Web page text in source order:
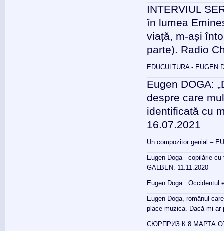
INTERVIUL
în lumea
viață, m-ași
parte). Radio
EDUCULTURA - EUGEN
Eugen DOGA:
despre care
identificată cu
16.07.2021
Un compozitor genial –
Eugen Doga - copilărie
GALBEN. 11.11.2020
Eugen Doga:
Eugen Doga, românul
place muzica. Dacă mi-ar
СЮРПРИЗ К 8 МАРТА